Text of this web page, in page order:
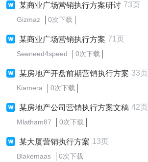
某商业广场营销执行方案研讨 73页
Gizmaz 0次下载
某商业广场营销执行方案 71页
Seeneed4speed 0次下载
某房地产开盘前期营销执行方案 33页
Kiamera 0次下载
某房地产公司营销执行方案文稿 42页
Mlatham87 0次下载
某大厦营销执行方案 13页
Blakemaas 0次下载